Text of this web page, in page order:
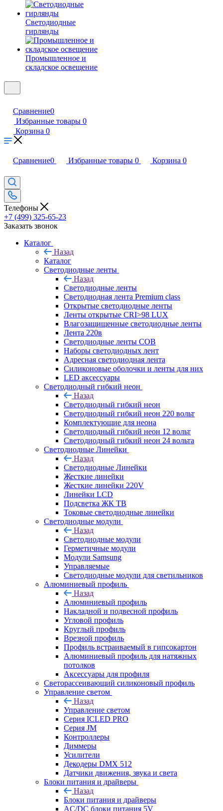
Светодиодные
гирлянды
Промышленное и
складское освещение
Сравнение0
Избранные товары 0
Корзина 0
Сравнение0 Избранные товары 0 Корзина 0
Телефоны
+7 (499) 325-65-23
Заказать звонок
Каталог
Назад
Каталог
Светодиодные ленты
Назад
Светодиодные ленты
Светодиодная лента Premium class
Открытые светодиодные ленты
Ленты открытые CRI>98 LUX
Влагозащищенные светодиодные ленты
Лента 220в
Светодиодные ленты COB
Наборы светодиодных лент
Адресная светодиодная лента
Силиконовые оболочки и ленты для них
LED аксессуары
Светодиодный гибкий неон
Назад
Светодиодный гибкий неон
Светодиодный гибкий неон 220 вольт
Комплектующие для неона
Светодиодный гибкий неон 12 вольт
Светодиодный гибкий неон 24 вольта
Светодиодные Линейки
Назад
Светодиодные Линейки
Жесткие линейки
Жесткие линейки 220V
Линейки LCD
Подсветка ЖК ТВ
Токовые светодиодные линейки
Светодиодные модули
Назад
Светодиодные модули
Герметичные модули
Модули Samsung
Управляемые
Светодиодные модули для светильников
Алюминиевый профиль
Назад
Алюминиевый профиль
Накладной и подвесной профиль
Угловой профиль
Круглый профиль
Врезной профиль
Профиль встраиваемый в гипсокартон
Алюминиевый профиль для натяжных
потолков
Аксессуары для профиля
Светорассеивающий силиконовый профиль
Управление светом
Назад
Управление светом
Серия ICLED PRO
Серия JM
Контроллеры
Диммеры
Усилители
Декодеры DMX 512
Датчики движения, звука и света
Блоки питания и драйверы
Назад
Блоки питания и драйверы
AC/DC блоки питания 5V